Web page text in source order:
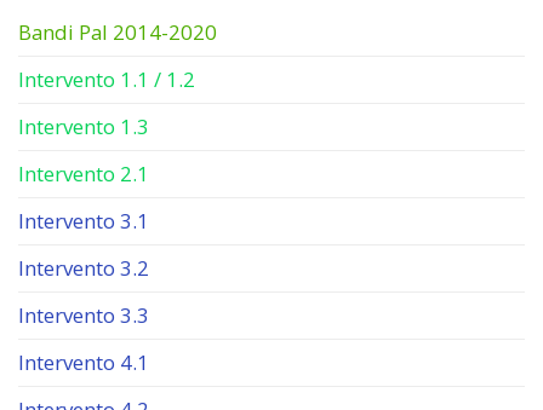
Bandi Pal 2014-2020
Intervento 1.1 / 1.2
Intervento 1.3
Intervento 2.1
Intervento 3.1
Intervento 3.2
Intervento 3.3
Intervento 4.1